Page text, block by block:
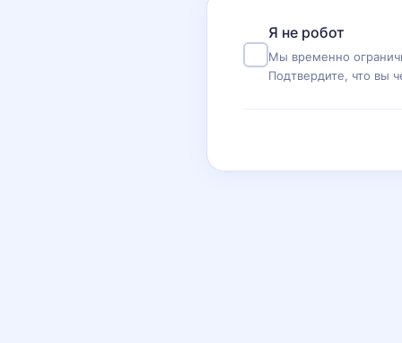
Я не робот
Мы временно
Подтвердите, что вы